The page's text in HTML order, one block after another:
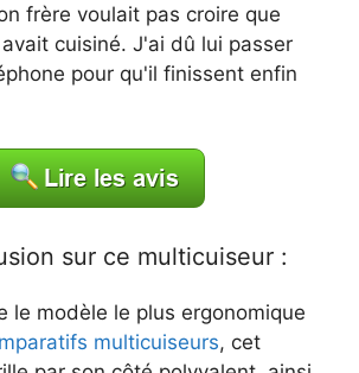
frère voulait pas croire que
cuisiné. J'ai dû lui passer
pour qu'il finissent enfin
sur ce multicuiseur :
le modèle le plus ergonomique
multicuiseurs, cet